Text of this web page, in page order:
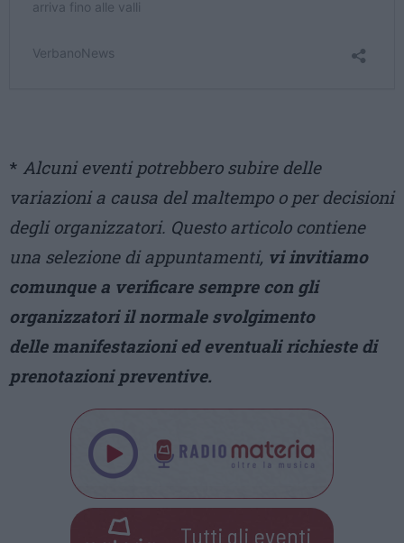
* Alcuni eventi potrebbero subire delle
variazioni a causa del maltempo o per decisioni
degli organizzatori. Questo articolo contiene
una selezione di appuntamenti, vi invitiamo
comunque a verificare sempre con gli
organizzatori il normale svolgimento
delle manifestazioni ed eventuali richieste di
prenotazioni preventive.
Tutti gli eventi